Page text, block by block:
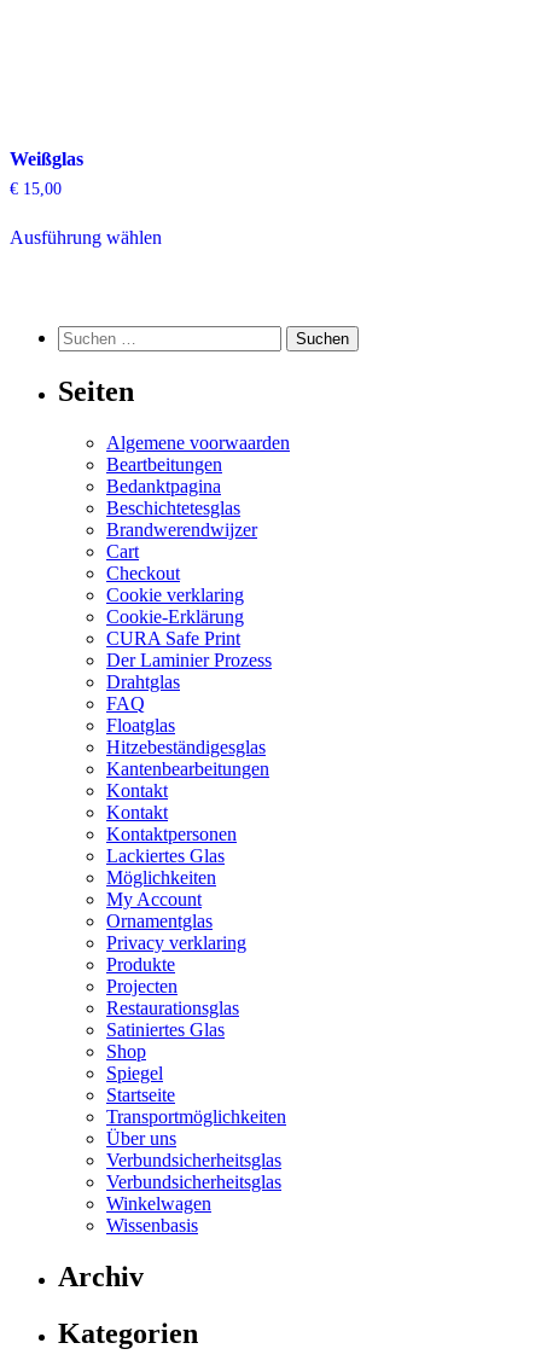
Weißglas
€ 15,00
Ausführung wählenProdukt
auf.
Die
Produktseite
gewählt
werden
Suchen
nach:
Suchen
Seiten
Algemene voorwaarden
Beartbeitungen
Bedanktpagina
Beschichtetesglas
Brandwerendwijzer
Cart
Checkout
Cookie verklaring
Cookie-Erklärung
CURA Safe Print
Der Laminier Prozess
Drahtglas
FAQ
Floatglas
Hitzebeständigesglas
Kantenbearbeitungen
Kontakt
Kontakt
Kontaktpersonen
Lackiertes Glas
Möglichkeiten
My Account
Ornamentglas
Privacy verklaring
Produkte
Projecten
Restaurationsglas
Satiniertes Glas
Shop
Spiegel
Startseite
Transportmöglichkeiten
Über uns
Verbundsicherheitsglas
Verbundsicherheitsglas
Winkelwagen
Wissenbasis
Archiv
Kategorien